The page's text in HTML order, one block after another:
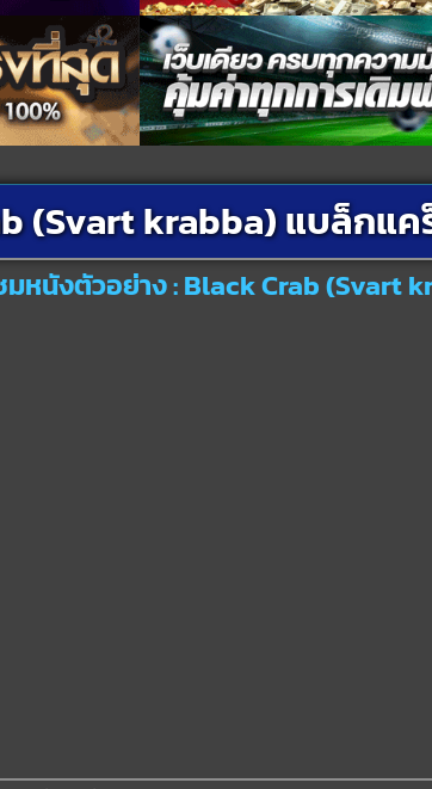
(Svart krabba) แบล็กแค
หนังตัวอย่าง : Black Crab (Svart